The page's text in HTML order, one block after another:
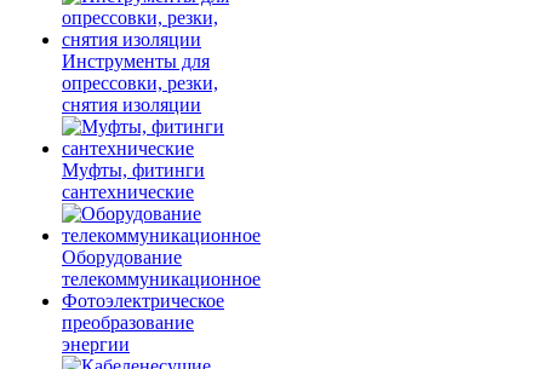
Инструменты для
опрессовки, резки,
снятия изоляции
Муфты, фитинги
сантехнические
Оборудование
телекоммуникационное
Фотоэлектрическое
преобразование
энергии